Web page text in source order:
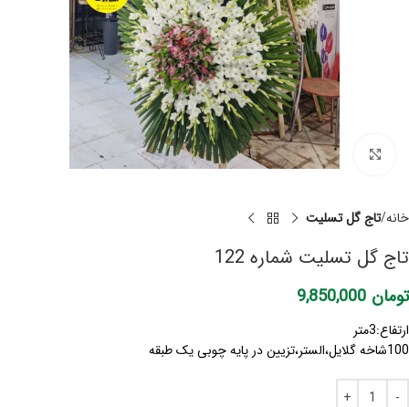
برای بزرگنمایی کلیک کنید
خانه تاج گل تسلیت
تاج گل تسلیت شماره 122
تومان
ارتفاع:3متر
100شاخه گلایل،الستر،تزیین در پایه چوبی یک طبقه